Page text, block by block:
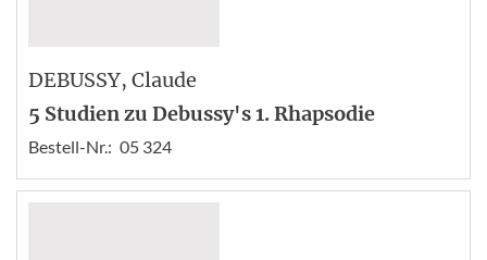
DEBUSSY, Claude
5 Studien zu Debussy's 1. Rhapsodie
Bestell-Nr.: 05 324